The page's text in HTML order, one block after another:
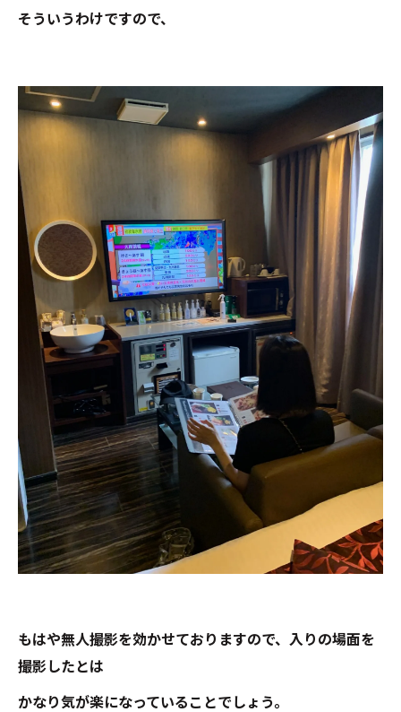
そういうわけですので、
もはや無人撮影を効かせておりますので、入りの場面を
撮影したとは
かなり気が楽になっていることでしょう。